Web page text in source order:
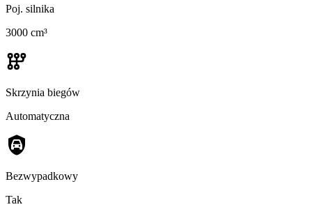
Poj. silnika
3000 cm³
Skrzynia biegów
Automatyczna
Bezwypadkowy
Tak